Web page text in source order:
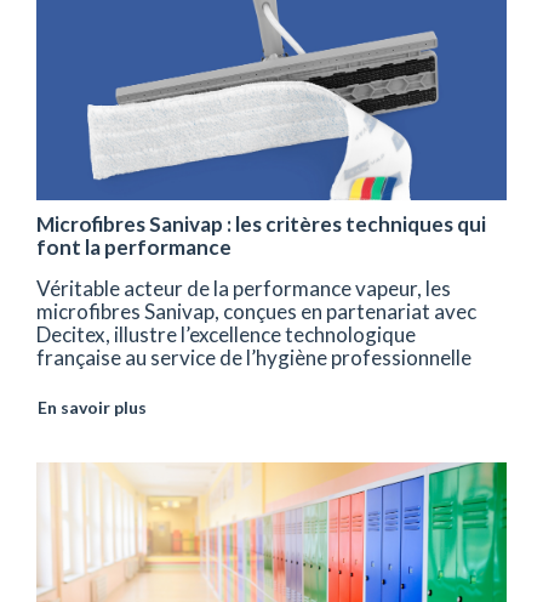
Microfibres Sanivap : les critères techniques qui
font la performance
Véritable acteur de la performance vapeur, les
microfibres Sanivap, conçues en partenariat avec
Decitex, illustre l’excellence technologique
française au service de l’hygiène professionnelle
En savoir plus